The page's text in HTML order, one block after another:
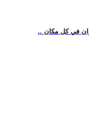
في كل مكان